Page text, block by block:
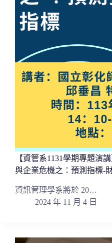
【資管系1131學期專題演
與企業危機之：預測指標-
資訊管理學系將於 20…
2024 年 11 月 4 日